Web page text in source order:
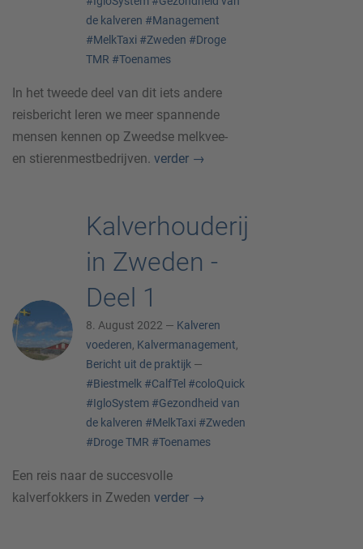
de kalveren #Management
#MelkTaxi #Zweden #Droge
TMR #Toenames
In het tweede deel van dit iets andere
reisbericht leren we meer spannende
mensen kennen op Zweedse melkvee-
en stierenmestbedrijven. verder →
Kalverhouderij
in Zweden -
Deel 1
8. August 2022 — Kalveren
voederen, Kalvermanagement,
Bericht uit de praktijk —
#Biestmelk #CalfTel #coloQuick
#IgloSystem #Gezondheid van
de kalveren #MelkTaxi #Zweden
#Droge TMR #Toenames
Een reis naar de succesvolle
kalverfokkers in Zweden verder →